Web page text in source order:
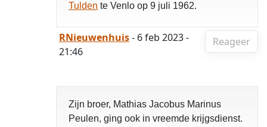
Tulden te Venlo op 9 juli 1962.
Reageer
RNieuwenhuis- 6 feb 2023 -
21:46
Zijn broer, Mathias Jacobus Marinus
Peulen, ging ook in vreemde krijgsdienst.